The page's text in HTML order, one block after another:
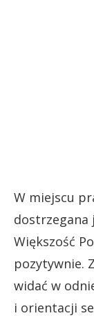
W miejscu
dostrzegana
Większość
pozytywnie.
widać w
i orientacji